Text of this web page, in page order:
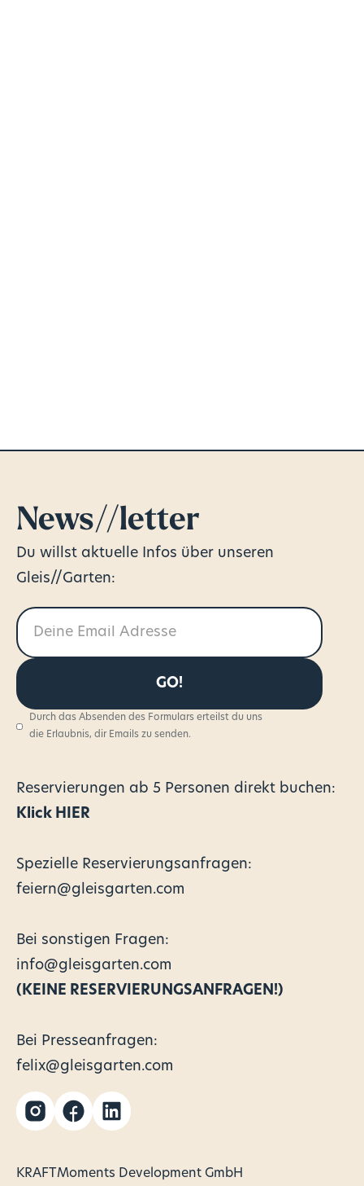
News//letter
Du willst aktuelle Infos über unseren
Gleis//Garten:
Durch das Absenden des Formulars erteilst du uns
die Erlaubnis, dir Emails zu senden.
Reservierungen ab 5 Personen direkt buchen:
Klick HIER
Spezielle Reservierungsanfragen:
feiern@gleisgarten.com
Bei sonstigen Fragen:
info@gleisgarten.com
(KEINE RESERVIERUNGSANFRAGEN!)
Bei Presseanfragen:
felix@gleisgarten.com
KRAFTMoments Development GmbH